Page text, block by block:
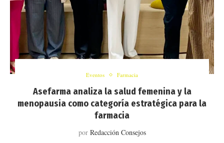
Eventos Farmacia
Asefarma analiza la salud femenina y la
menopausia como categoría estratégica para la
farmacia
por Redacción Consejos